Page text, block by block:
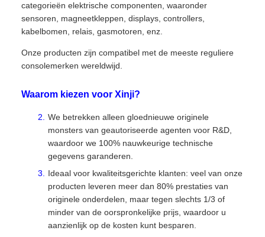
categorieën elektrische componenten, waaronder
sensoren, magneetkleppen, displays, controllers,
kabelbomen, relais, gasmotoren, enz.
Onze producten zijn compatibel met de meeste reguliere
consolemerken wereldwijd.
Waarom kiezen voor Xinji?
We betrekken alleen gloednieuwe originele
monsters van geautoriseerde agenten voor R&D,
waardoor we 100% nauwkeurige technische
gegevens garanderen.
Ideaal voor kwaliteitsgerichte klanten: veel van onze
producten leveren meer dan 80% prestaties van
originele onderdelen, maar tegen slechts 1/3 of
minder van de oorspronkelijke prijs, waardoor u
aanzienlijk op de kosten kunt besparen.